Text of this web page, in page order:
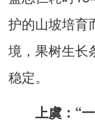
护的山坡培育
境，果树生长
稳定。
上虞：“